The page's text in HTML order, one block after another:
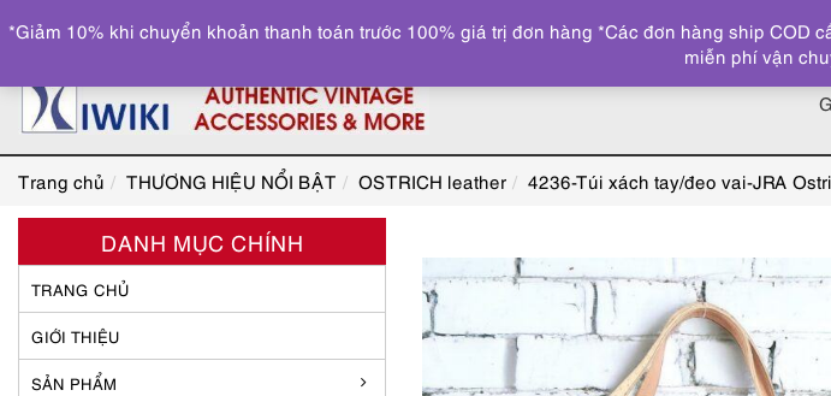
Trang chủ THƯƠNG HIỆU NỔI BẬT OSTRICH leather 4236-Túi xách tay/đeo vai-JRA
DANH MỤC CHÍNH
TRANG CHỦ
GIỚI THIỆU
SẢN PHẨM
*Giảm 10% khi chuyển khoản thanh toán trước 100% giá trị đơn hàng *Các đơn hàng ship
miễn phí vận